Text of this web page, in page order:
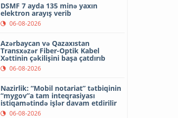
DSMF 7 ayda 135 minə yaxın
elektron arayış verib
06-08-2026
Azərbaycan və Qazaxıstan
Transxəzər Fiber-Optik Kabel
Xəttinin çəkilişini başa çatdırıb
06-08-2026
Nazirlik: “Mobil notariat” tətbiqinin
“mygov”a tam inteqrasiyası
istiqamətində işlər davam etdirilir
06-08-2026